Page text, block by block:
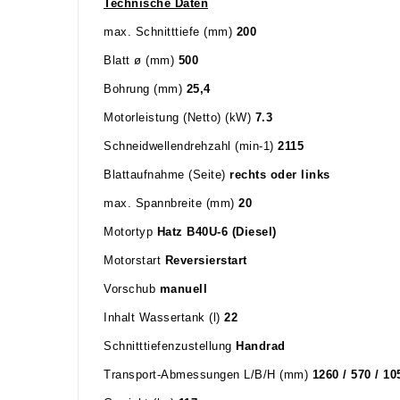
Technische Daten
max. Schnitttiefe (mm) 200
Blatt ø (mm) 500
Bohrung (mm) 25,4
Motorleistung (Netto) (kW) 7.3
Schneidwellendrehzahl (min-1) 2115
Blattaufnahme (Seite) rechts oder links
max. Spannbreite (mm) 20
Motortyp Hatz B40U-6 (Diesel)
Motorstart Reversierstart
Vorschub manuell
Inhalt Wassertank (l) 22
Schnitttiefenzustellung Handrad
Transport-Abmessungen L/B/H (mm) 1260 / 570 /